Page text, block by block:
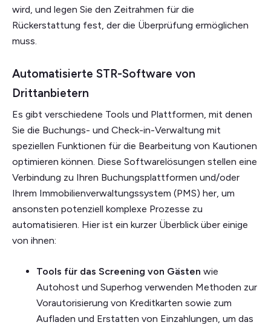
wird, und legen Sie den Zeitrahmen für die
Rückerstattung fest, der die Überprüfung ermöglichen
muss.
Automatisierte STR-Software von
Drittanbietern
Es gibt verschiedene Tools und Plattformen, mit denen
Sie die Buchungs- und Check-in-Verwaltung mit
speziellen Funktionen für die Bearbeitung von Kautionen
optimieren können. Diese Softwarelösungen stellen eine
Verbindung zu Ihren Buchungsplattformen und/oder
Ihrem Immobilienverwaltungssystem (PMS) her, um
ansonsten potenziell komplexe Prozesse zu
automatisieren. Hier ist ein kurzer Überblick über einige
von ihnen:
Tools für das Screening von Gästen wie
Autohost und Superhog verwenden Methoden zur
Vorautorisierung von Kreditkarten sowie zum
Aufladen und Erstatten von Einzahlungen, um das